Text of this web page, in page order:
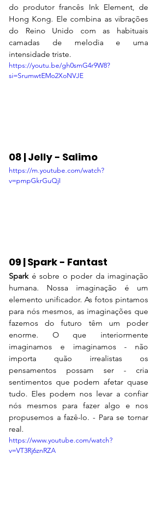
do produtor francês Ink Element, de
Hong Kong. Ele combina as vibrações
do Reino Unido com as habituais
camadas de melodia e uma
intensidade triste.
https://youtu.be/gh0smG4r9W8?
si=SrumwtEMo2XoNVJE
08 | Jelly - Salimo
https://m.youtube.com/watch?
v=pmpGkrGuQjI
09 | Spark - Fantast
Spark é sobre o poder da imaginação
humana. Nossa imaginação é um
elemento unificador. As fotos pintamos
para nós mesmos, as imaginações que
fazemos do futuro têm um poder
enorme. O que interiormente
imaginamos e imaginamos - não
importa quão irrealistas os
pensamentos possam ser - cria
sentimentos que podem afetar quase
tudo. Eles podem nos levar a confiar
nós mesmos para fazer algo e nos
propusemos a fazê-lo. - Para se tornar
real.
https://www.youtube.com/watch?
v=VT3Rj6znRZA